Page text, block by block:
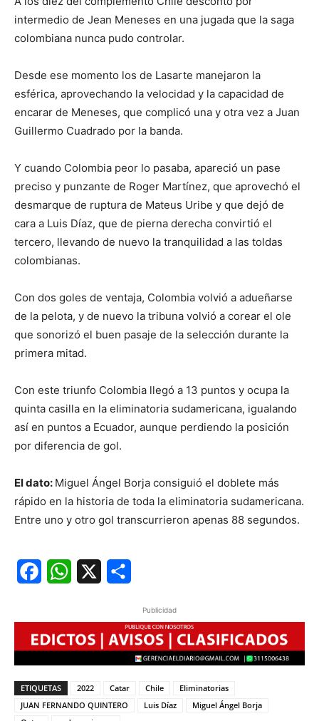
intermedio de Jean Meneses en una jugada que la saga
colombiana nunca pudo controlar.
Desde ese momento los de Lasarte manejaron la
esférica, aprovechando la velocidad y la capacidad de
encarar de Meneses, que complicó una y otra vez a Juan
Guillermo Cuadrado por la banda.
Y cuando Colombia peor lo pasaba, apareció un pase
preciso y punzante de Roger Martínez, que aprovechó el
desmarque de ruptura de Mateus Uribe y que dejó de
cara a Luis Díaz, que de pierna derecha convirtió el
tercero, llevando de nuevo la tranquilidad a las toldas
colombianas.
Con dos goles de ventaja, Colombia volvió a adueñarse
de la pelota, y de nuevo la tribuna volvió a corear el ole
que sonorizó el buen pasaje de la selección durante la
primera mitad.
Con este triunfo Colombia llegó a 13 puntos y ocupa la
quinta casilla en la eliminatoria sudamericana, igualando
así en puntos a Ecuador, aunque perdiendo la posición
por diferencia de gol.
El dato: Miguel Ángel Borja consiguió el doblete más
rápido en la historia de toda la eliminatoria sudamericana.
Entre uno y otro gol transcurrieron apenas 88 segundos.
FacebookWhatsApp
Publicidad
ETIQUETAS 2022 Catar Chile
Eliminatorias
JUAN FERNANDO QUINTERO
Luis Díaz
Miguel Ángel Borja